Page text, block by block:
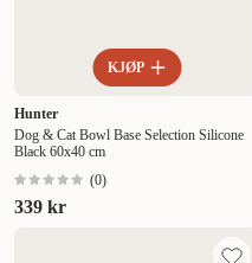
KJØP
Hunter
Dog & Cat Bowl Base Selection Silicone
Black 60x40 cm
(0)
339 kr